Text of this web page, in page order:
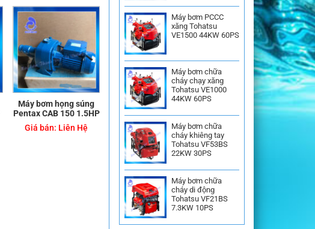
Máy bơm họng súng
Pentax CAB 150 1.5HP
Giá bán: Liên Hệ
Máy bơm PCCC
xăng Tohatsu
VE1500 44KW 60PS
Máy bơm chữa
cháy chạy xăng
Tohatsu VE1000
44KW 60PS
Máy bơm chữa
cháy khiêng tay
Tohatsu VF53BS
22KW 30PS
Máy bơm chữa
cháy di động
Tohatsu VF21BS
7.3KW 10PS